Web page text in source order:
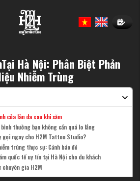
Book
Hà Nội: Phân Biệt Phản
Nhiễm Trùng
của làn da sau khi xăm
thường bạn không cần quá lo lắng
gọi ngay cho H2M Tattoo Studio?
trùng thực sự: Cảnh báo đỏ
quốc tế uy tín tại Hà Nội cho du khách
gia H2M